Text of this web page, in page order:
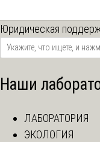
Юридическая
Наши
ЛАБОРАТОРИЯ
ЭКОЛОГИЯ